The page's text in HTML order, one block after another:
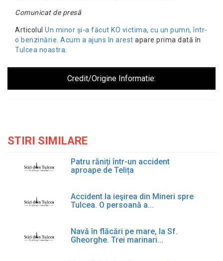
Comunicat de presă
Articolul Un minor și-a făcut KO victima, cu un pumn, într-
o benzinărie. Acum a ajuns în arest apare prima dată în
Tulcea noastra.
Credit/Origine Informatie:
STIRI SIMILARE
Patru răniți într-un accident
aproape de Telița
Accident la ieşirea din Mineri spre
Tulcea. O persoană a...
Navă în flăcări pe mare, la Sf.
Gheorghe. Trei marinari...